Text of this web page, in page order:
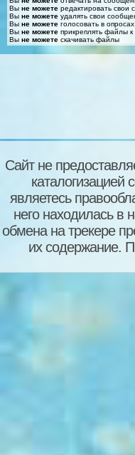
Вы не можете редактировать свои
Вы не можете удалять свои
Вы не можете голосовать в опросах
Вы не можете прикреплять файлы
Вы не можете скачивать файлы
Сайт не
являетесь
него находилась в
обмена на трекере
их содержание.